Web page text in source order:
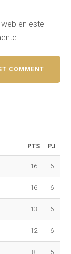
en este
PTS PJ
16 6
16 6
13 6
12 6
8 5